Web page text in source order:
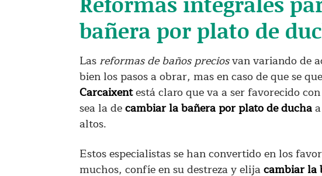
bañera por plato de
Las reformas de baños preciosvan variando de
bien los pasos a obrar, mas en caso de que se
Carcaixentestá claro que va a ser favorecido
sea la decambiar la bañera por plato de ducha
altos.
Estos especialistas se han convertido en los
muchos, confíe en su destreza y elijacambiar la